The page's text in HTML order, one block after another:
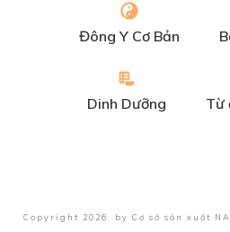
Đông Y Cơ Bản
Dinh Dưỡng Từ
Copyright 2026 by Cơ sở sản xuất